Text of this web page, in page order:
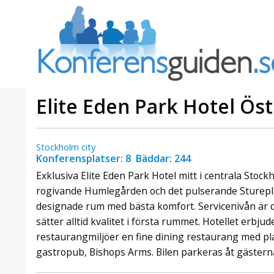
Elite Eden Park Hotel
Stockholm city
Konferensplatser: 8 Bäddar: 244
Exklusiva Elite Eden Park Hotel mitt i centrala
rogivande Humlegården och det pulserande
designade rum med bästa komfort. Servicenivån är
sätter alltid kvalitet i första rummet. Hotellet
restaurangmiljöer en fine dining restaurang med
gastropub, Bishops Arms. Bilen parkeras åt
Julkonferens på Villa
Foresta
Fira in julen tillsammans på
ikoniska Villa Foresta – nära
stan, men med känslan av att
komma långt bort. Det här är
julkonferensen som faktiskt
känns. Fokus nä ...